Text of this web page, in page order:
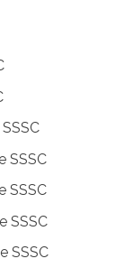
SSSC
SSSC
SSSC
SSSC